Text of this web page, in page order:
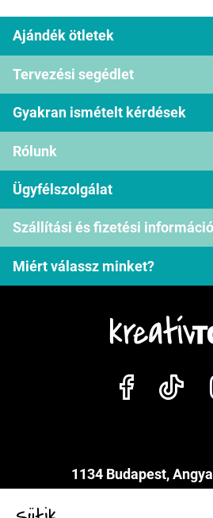
Ajándék ötletek
Tervezési segédlet
Gyakran ismételt kérdések
Rólunk
Ügyfélszolgálat
Szállítási és fizetési
Miért válassz minket?
1134 Budapest,